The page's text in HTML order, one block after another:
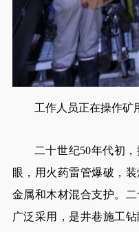
工作人员正在操作矿
二十世纪50年代初
眼，用火药雷管爆破，
金属和木材混合支护。
广泛采用，是井巷施工